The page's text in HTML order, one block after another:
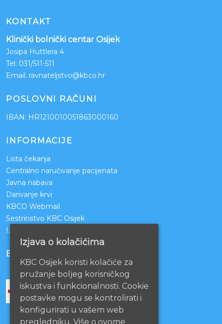
KONTAKT
Klinički bolnički centar Osijek
Josipa Huttlera 4
Tel: 031/511-511
Email: ravnateljstvo@kbco.hr
POSLOVNI RAČUNI
IBAN: HR1210010051863000160
INFORMACIJE
Lista čekanja
Centralno naručivanje pacijenata
Javna nabava
Darivanje krvi
KBCO Webmail
Sestrinstvo KBC Osijek
Izjava o pristupačnosti mrežnih stranica
BOLNICE PARTNERI
Izjava o kolačićima
KBC Osijek koristi kolačiće za
pružanje boljeg korisničkog
iskustva i funkcionalnosti. Cookie
postavke mogu se kontrolirati i
konfigurirati u vašem web
pregledniku. Više o ovome